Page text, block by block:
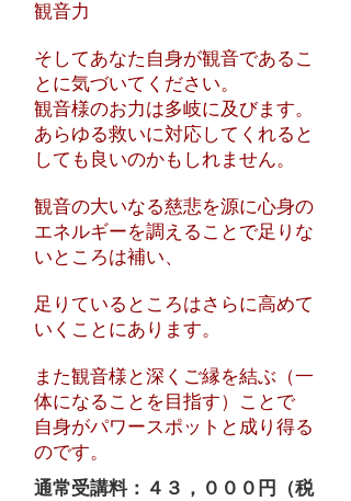
観音力
そしてあなた自身が観音であるこ
とに気づいてください。
観音様のお力は多岐に及びます。
あらゆる救いに対応してくれると
しても良いのかもしれません。
観音の大いなる慈悲を源に心身の
エネルギーを調えることで足りな
いところは補い、
足りているところはさらに高めて
いくことにあります。
また観音様と深くご縁を結ぶ（一
体になることを目指す）ことで
自身がパワースポットと成り得る
のです。
通常受講料：４３，０００円（税